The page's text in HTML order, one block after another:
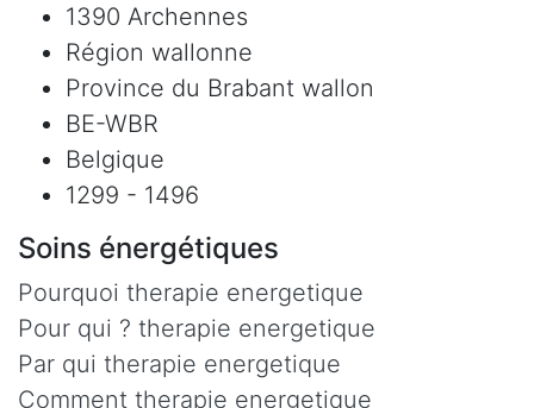
1390 Archennes
Région wallonne
Province du Brabant wallon
BE-WBR
Belgique
1299 - 1496
Soins énergétiques
Pourquoi therapie energetique
Pour qui ? therapie energetique
Par qui therapie energetique
Comment therapie energetique